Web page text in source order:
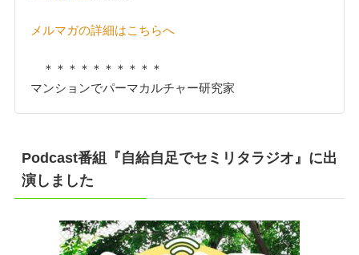
メルマガの詳細はこちらへ
＊＊＊＊＊＊＊＊＊＊
マンションでパーマカルチャー研究家
Podcast番組『自給自足でセミリタラジオ』に出
演しました